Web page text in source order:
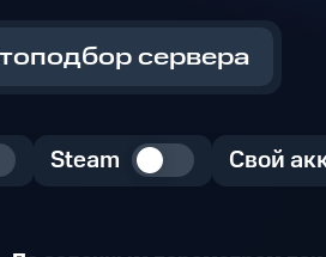
сервера
Steam Свой